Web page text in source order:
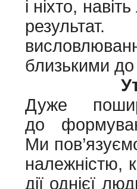
і ніхто,
близькими до
Дуже
до
Ми
належністю,
дії однієї